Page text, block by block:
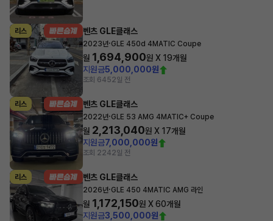
리스 벤츠 GLE클래스
2023년·GLE 450d 4MATIC Coupe
월 1,694,900원 X 19개월
지원금5,000,000원
조회 6452일 전
리스 벤츠 GLE클래스
2022년·GLE 53 AMG 4MATIC+ Coupe
월 2,213,040원 X 17개월
지원금7,000,000원
조회 2242일 전
리스 벤츠 GLE클래스
2026년·GLE 450 4MATIC AMG 라인
월 1,172,150원 X60개월
지원금3,500,000원